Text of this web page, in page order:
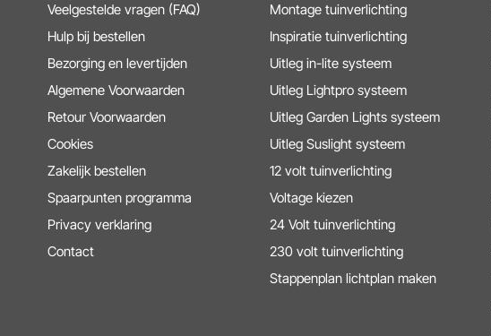
Veelgestelde vragen (FAQ)
Hulp bij bestellen
Bezorging en levertijden
Algemene Voorwaarden
Retour Voorwaarden
Cookies
Zakelijk bestellen
Spaarpunten programma
Privacy verklaring
Contact
Montage tuinverlichting
Inspiratie tuinverlichting
Uitleg in-lite systeem
Uitleg Lightpro systeem
Uitleg Garden Lights systeem
Uitleg Suslight systeem
12 volt tuinverlichting
Voltage kiezen
24 Volt tuinverlichting
230 volt tuinverlichting
Stappenplan lichtplan maken